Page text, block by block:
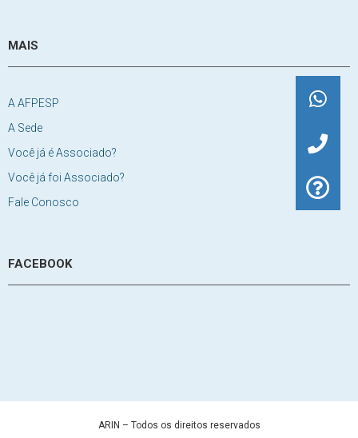
MAIS
A AFPESP
A Sede
Você já é Associado?
Você já foi Associado?
Fale Conosco
FACEBOOK
ARIN – Todos os direitos reservados